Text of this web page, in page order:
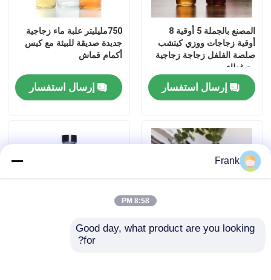
المصنع بالجملة 5 أوقية 8
أوقية زجاجات ووزي كيتشب
صلصة الفلفل زجاجة زجاجية
مع غطاء
إرسال استفسار
750مليليتر علبة ماء زجاجية
جديدة صديقة للبيئة مع كيس
أكمام قماش
إرسال استفسار
Frank
8:58 PM
Good day, what product are you looking
for?